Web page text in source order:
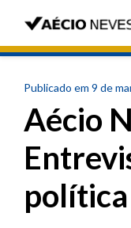
Publicado em 9 de
Aécio